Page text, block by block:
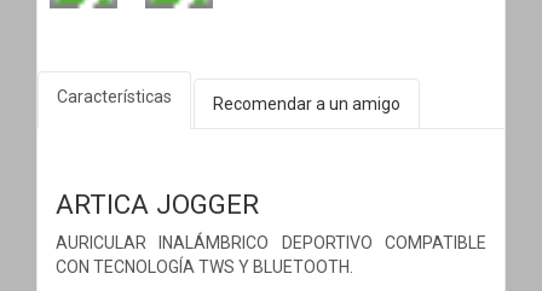
Características Recomendar a un amigo
ARTICA JOGGER
AURICULAR INALÁMBRICO DEPORTIVO COMPATIBLE
CON TECNOLOGÍA TWS Y BLUETOOTH.